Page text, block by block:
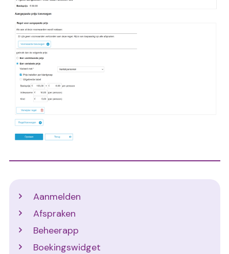
Aanmelden
Afspraken
Beheerapp
Boekingswidget